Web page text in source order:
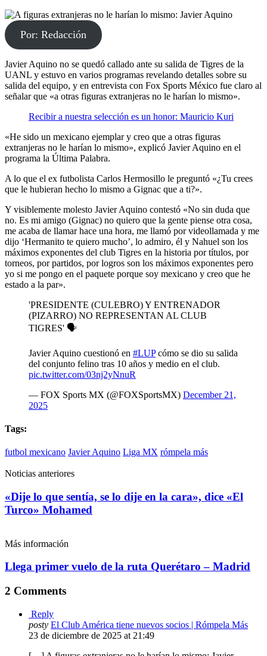
Por: Redacción
Javier Aquino no se quedó callado ante su salida de Tigres de la
UANL y estuvo en varios programas revelando detalles sobre su
salida del equipo, y en entrevista con Fox Sports México fue claro al
señalar que «a otras figuras extranjeras no le harían lo mismo».
Recibir a nuestra selección es un honor: Mauricio Kuri
«He sido un mexicano ejemplar y creo que a otras figuras
extranjeras no le harían lo mismo», explicó Javier Aquino en el
programa la Última Palabra.
A lo que el ex futbolista Carlos Hermosillo le preguntó «¿Tu crees
que le hubieran hecho lo mismo a Gignac que a ti?».
Y visiblemente molesto Javier Aquino contestó «No sin duda que
no. Es mi amigo (Gignac) no quiero que la gente piense otra cosa,
me acaba de llamar hace una hora, me llamó por videollamada y me
dijo ‘Hermanito te quiero mucho’, lo admiro, él y Nahuel son los
máximos exponentes del club Tigres en la historia por títulos, por
torneos, por partidos, por logros son los máximos exponentes pero
yo si me pongo en el paquete porque soy mexicano y creo que he
estado a la par».
'PRESIDENTE (CULEBRO) Y ENTRENADOR
(PIZARRO) NO REPRESENTAN AL CLUB
TIGRES' 🗣️
Javier Aquino cuestionó en #LUPcómo se dio su salida
del conjunto felino tras 10 años y medio en el club.
pic.twitter.com/03nj2yNnuR
— FOX Sports MX (@FOXSportsMX) December 21,
2025
Tags:
futbol mexicano Javier Aquino Liga MX rómpela más
Noticias anteriores
«Dije lo que sentía, se lo dije en la cara», dice «El
Turco» Mohamed
Más información
Llega primer vuelo de la ruta Querétaro – Madrid
2 Comments
Reply
posty El Club América tiene nuevos socios | Rómpela Más
23 de diciembre de 2025 at 21:49